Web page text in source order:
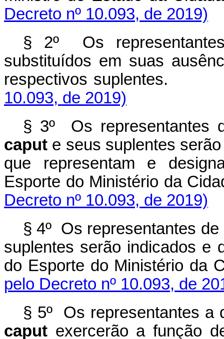
Decreto nº 10.093, de 2019)
§ 2º Os
substituídos em suas
respectivos suplentes.
10.093, de 2019)
§ 3º Os representantes
caput e seus suplentes
que representam e
Esporte do Ministério da
Decreto nº 10.093, de 2019)
§ 4º Os representantes
suplentes serão indicados e
do Esporte do Ministério da
pelo Decreto nº 10.093, de
§ 5º Os representantes a
caput exercerão a função